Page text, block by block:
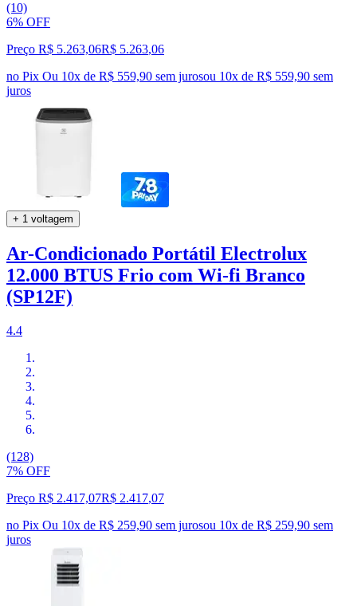
(10)
6% OFF
Preço R$ 5.263,06R$ 5.263,06
no Pix Ou 10x de R$ 559,90 sem jurosou 10x de R$ 559,90 sem
juros
+ 1 voltagem
Ar-Condicionado Portátil Electrolux
12.000 BTUS Frio com Wi-fi Branco
(SP12F)
4.4
(128)
7% OFF
Preço R$ 2.417,07R$ 2.417,07
no Pix Ou 10x de R$ 259,90 sem jurosou 10x de R$ 259,90 sem
juros